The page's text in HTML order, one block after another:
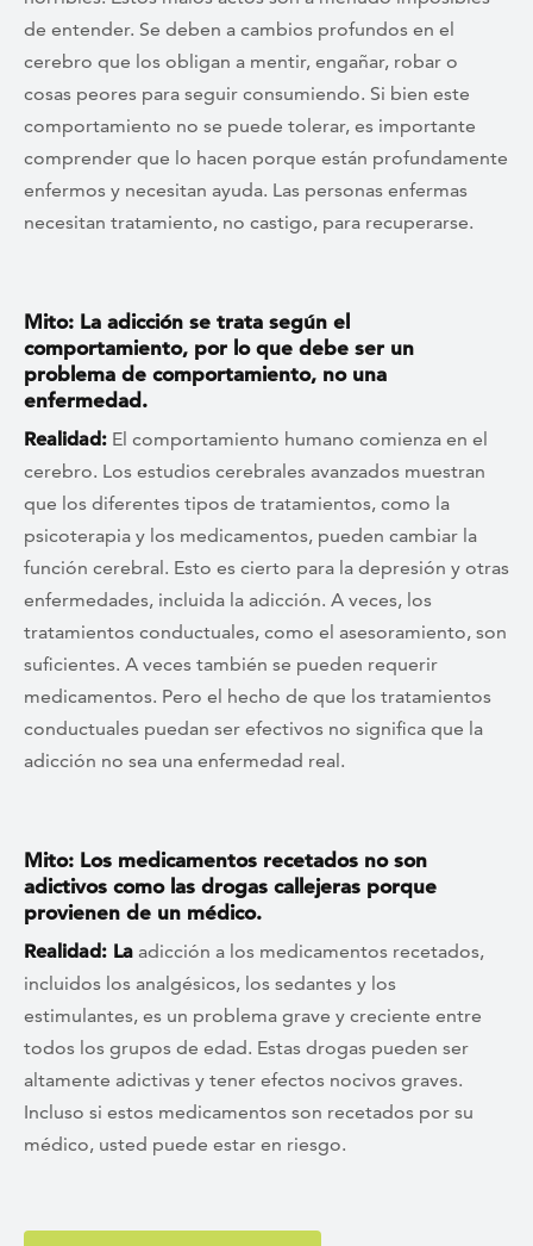
de entender. Se deben a cambios profundos en el
cerebro que los obligan a mentir, engañar, robar o
cosas peores para seguir consumiendo. Si bien este
comportamiento no se puede tolerar, es importante
comprender que lo hacen porque están profundamente
enfermos y necesitan ayuda. Las personas enfermas
necesitan tratamiento, no castigo, para recuperarse.
Mito: La adicción se trata según el
comportamiento, por lo que debe ser un
problema de comportamiento, no una
enfermedad.
Realidad: El comportamiento humano comienza en el
cerebro. Los estudios cerebrales avanzados muestran
que los diferentes tipos de tratamientos, como la
psicoterapia y los medicamentos, pueden cambiar la
función cerebral. Esto es cierto para la depresión y otras
enfermedades, incluida la adicción. A veces, los
tratamientos conductuales, como el asesoramiento, son
suficientes. A veces también se pueden requerir
medicamentos. Pero el hecho de que los tratamientos
conductuales puedan ser efectivos no significa que la
adicción no sea una enfermedad real.
Mito: Los medicamentos recetados no son
adictivos como las drogas callejeras porque
provienen de un médico.
Realidad: La adicción a los medicamentos recetados,
incluidos los analgésicos, los sedantes y los
estimulantes, es un problema grave y creciente entre
todos los grupos de edad. Estas drogas pueden ser
altamente adictivas y tener efectos nocivos graves.
Incluso si estos medicamentos son recetados por su
médico, usted puede estar en riesgo.